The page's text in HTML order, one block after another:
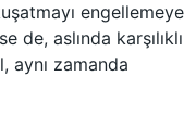
engellemeye
aslında karşılıklı
aynı zamanda